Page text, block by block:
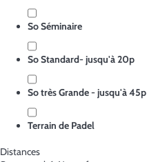
So Séminaire
So Standard- jusqu'à 20p
So très Grande - jusqu'à 45p
Terrain de Padel
Distances